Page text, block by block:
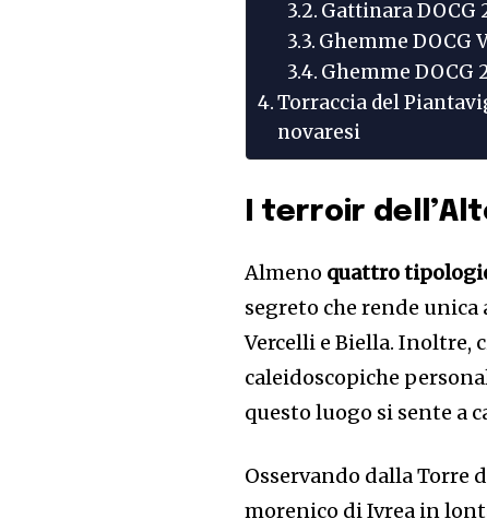
Gattinara DOCG
Ghemme DOCG
Ghemme DOCG
Torraccia del
novaresi
I terroir
Almeno quattro
segreto che rende unica
Vercelli e Biella.
caleidoscopiche
questo luogo si sente a
Osservando dalla Torre
morenico di Ivrea in